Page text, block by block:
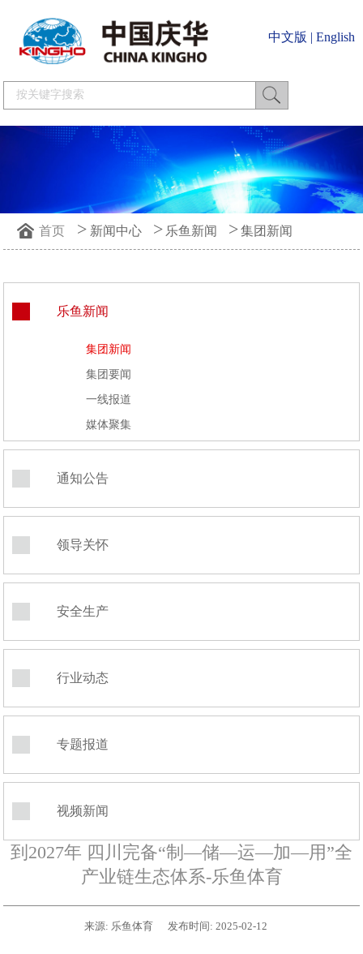
中文版 | English
首页 > 新闻中心 > 乐鱼新闻 > 集团新闻
乐鱼新闻
集团新闻
集团要闻
一线报道
媒体聚集
通知公告
领导关怀
安全生产
行业动态
专题报道
视频新闻
到2027年 四川完备“制—储—运—加—用”全
产业链生态体系-乐鱼体育
来源: 乐鱼体育 发布时间: 2025-02-12